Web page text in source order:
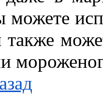
можете